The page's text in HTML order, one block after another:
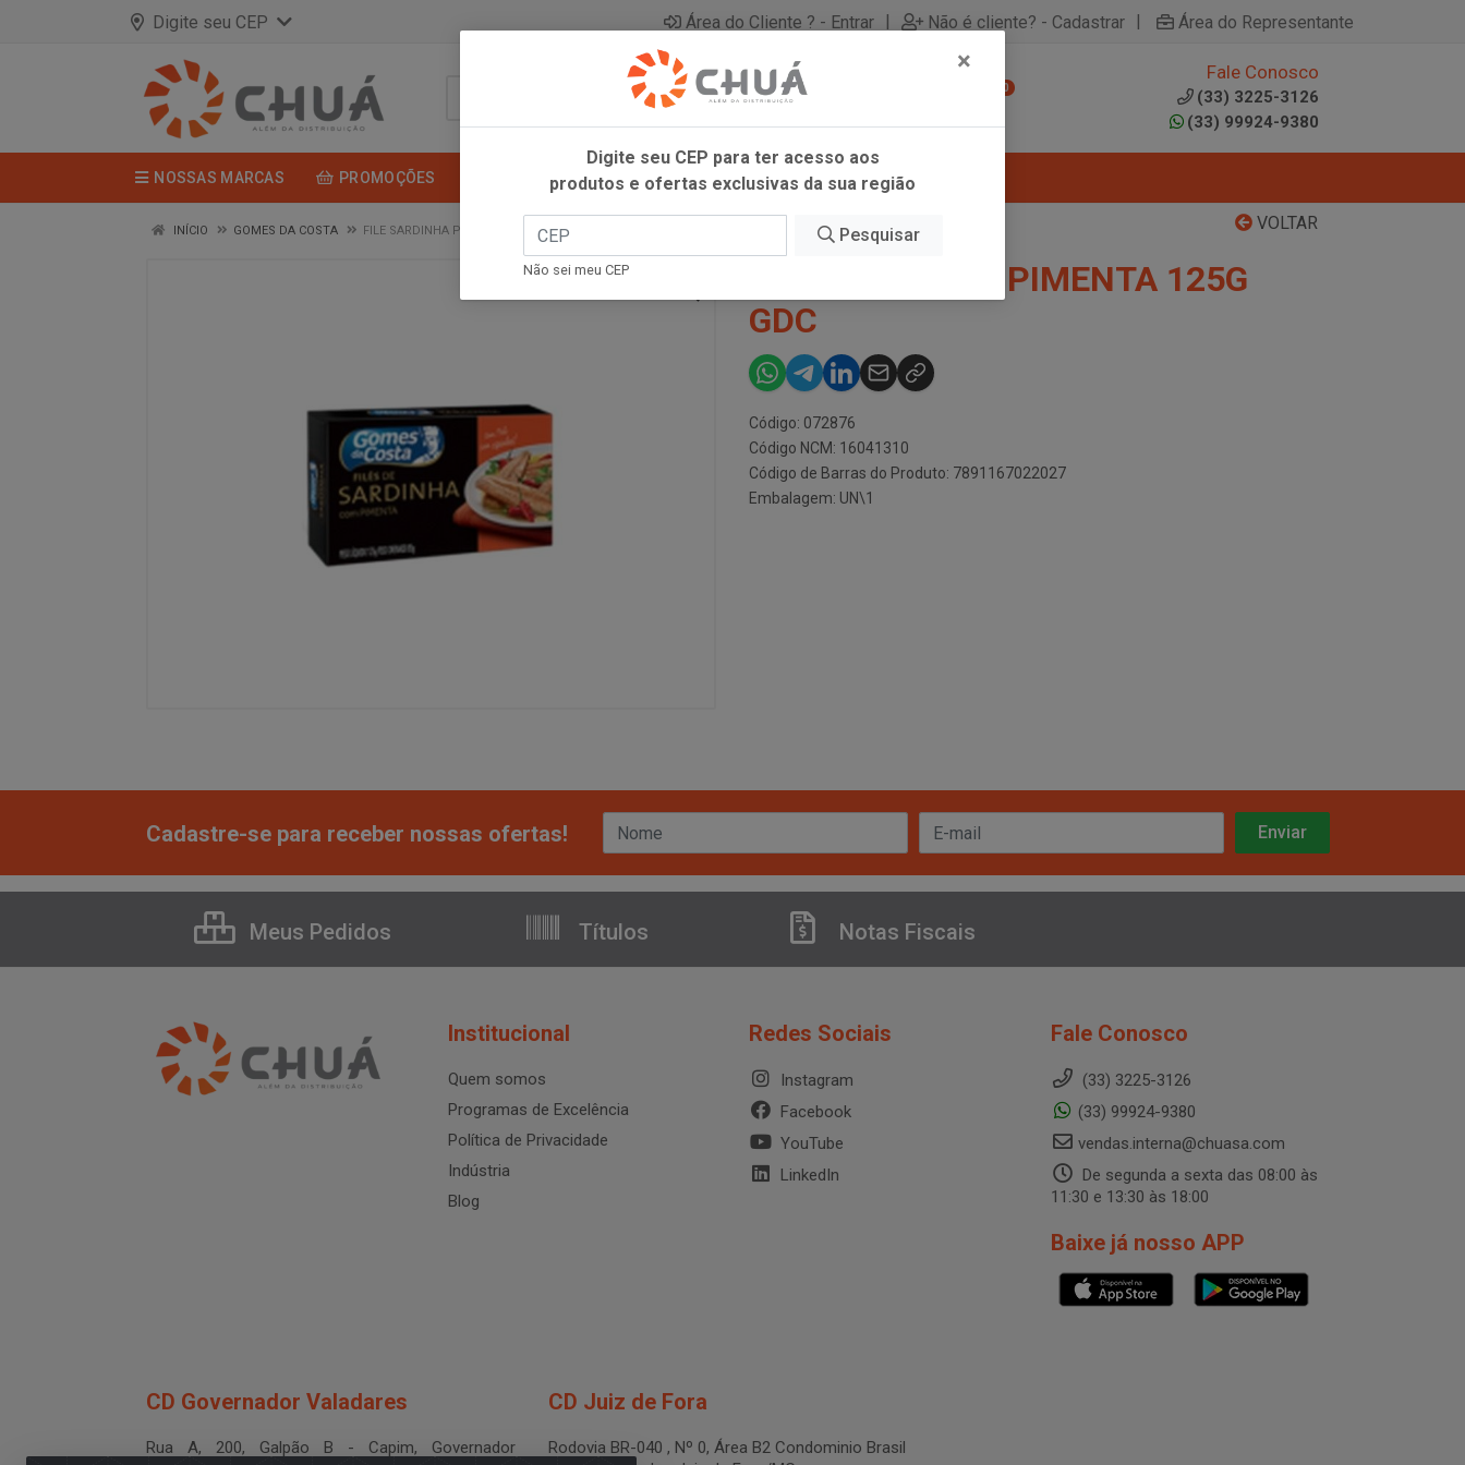
Digite seu CEP Área do Cliente ? - Entrar | Não é cliente? - Cadastrar | Área do Representante
0
Fale Conosco
(33) 3225-3126
(33) 99924-9380
NOSSAS MARCAS PROMOÇÕES
VOLTAR
INÍCIO GOMES DA COSTA FILE SARDINHA PIMENTA 125G GDC
FILE SARDINHA PIMENTA 125G
GDC
Código: 072876
Código NCM: 16041310
Código de Barras do Produto: 7891167022027
Embalagem: UN\1
Cadastre-se para receber nossas ofertas!
Meus Pedidos Títulos Notas Fiscais
Institucional
Quem somos
Programas de Excelência
Política de Privacidade
Indústria
Blog
Redes Sociais
Instagram
Facebook
YouTube
LinkedIn
Fale Conosco
(33) 3225-3126
(33) 99924-9380
vendas.interna@chuasa.com
De segunda a sexta das 08:00 às
11:30 e 13:30 às 18:00
Baixe já nosso APP
CD Governador Valadares
Rua A, 200, Galpão B - Capim, Governador
CD Juiz de Fora
Rodovia BR-040 , Nº 0, Área B2 Condominio Brasil
×
Digite seu CEP para ter acesso aos
produtos e ofertas exclusivas da sua região
Pesquisar
Não sei meu CEP